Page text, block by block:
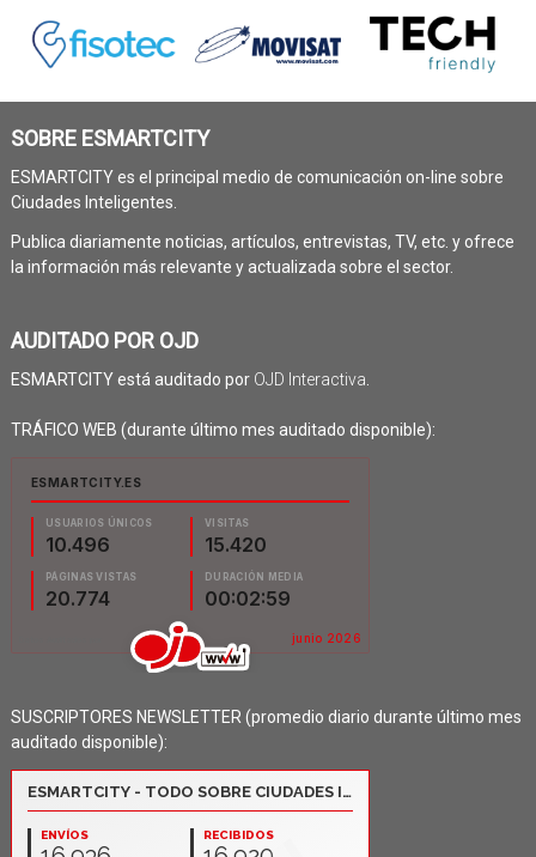
SOBRE ESMARTCITY
ESMARTCITY es el principal medio de comunicación on-line sobre
Ciudades Inteligentes.
Publica diariamente noticias, artículos, entrevistas, TV, etc. y ofrece
la información más relevante y actualizada sobre el sector.
AUDITADO POR OJD
ESMARTCITY está auditado por OJD Interactiva.
TRÁFICO WEB (durante último mes auditado disponible):
SUSCRIPTORES NEWSLETTER (promedio diario durante último mes
auditado disponible):